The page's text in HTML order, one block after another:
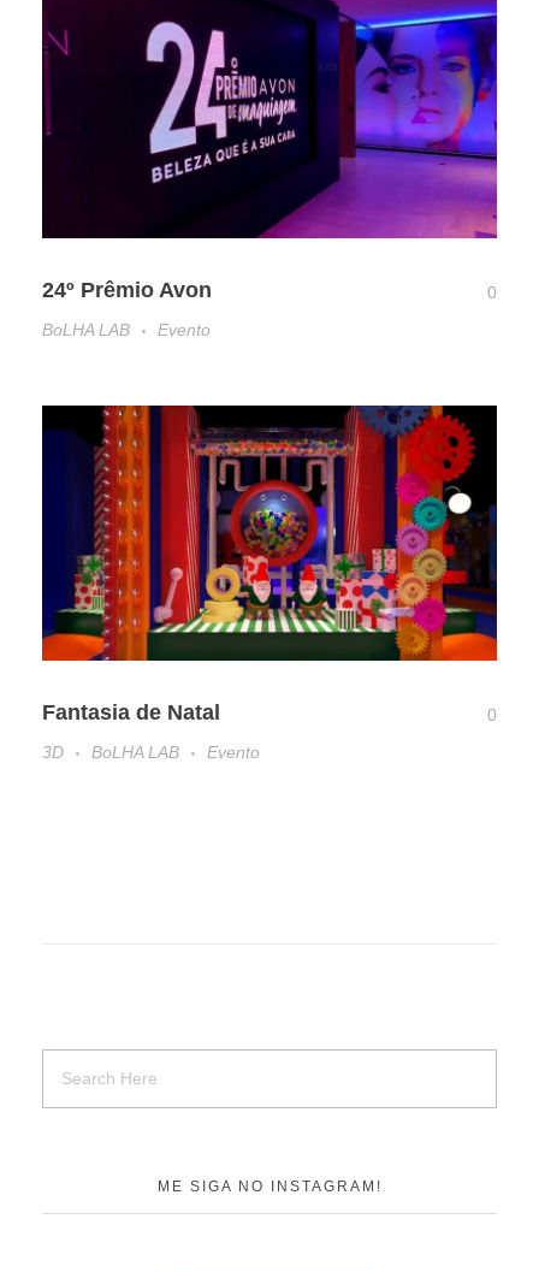
24º Prêmio Avon
0
BoLHA LAB
Evento
Fantasia de Natal
0
3D
BoLHA LAB Evento
ME SIGA NO INSTAGRAM!